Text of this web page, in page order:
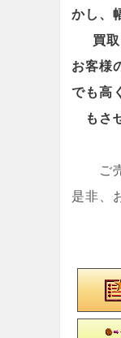
かし、
買
お客様
でも高
もさ
ご
是非、